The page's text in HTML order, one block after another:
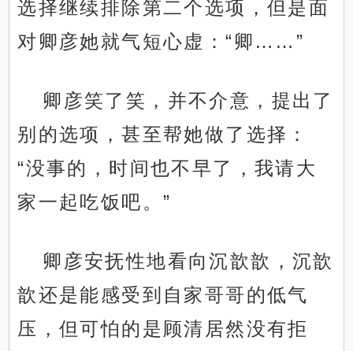
选择继续排除第二个选项，但是面
对卿彦她就气短心虚：“卿……”
卿彦笑了笑，并不介意，提出了
别的选项，甚至帮她做了选择：
“没事的，时间也不早了，我请大
家一起吃饭吧。”
卿彦安抚性地看向沉歆歆，沉歆
歆还是能感受到自家哥哥的低气
压，但可怕的是顾清居然没有拒